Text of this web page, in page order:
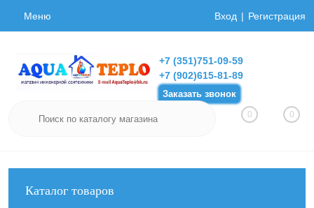
Меню Вход Регистрация
+7 (351)751-09-59
+7 (902)615-81-89
Заказать звонок
0 0
Каталог товаров